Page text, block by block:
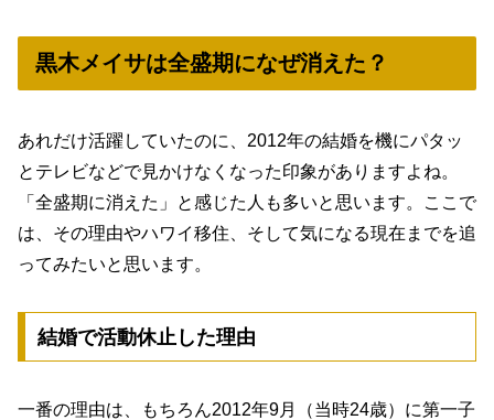
黒木メイサは全盛期になぜ消えた？
あれだけ活躍していたのに、2012年の結婚を機にパタッ
とテレビなどで見かけなくなった印象がありますよね。
「全盛期に消えた」と感じた人も多いと思います。ここで
は、その理由やハワイ移住、そして気になる現在までを追
ってみたいと思います。
結婚で活動休止した理由
一番の理由は、もちろん2012年9月（当時24歳）に第一子